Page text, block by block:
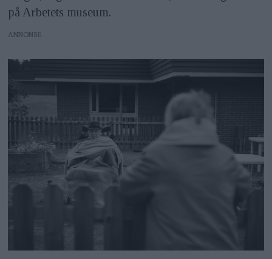
på Arbetets museum.
ANNONS